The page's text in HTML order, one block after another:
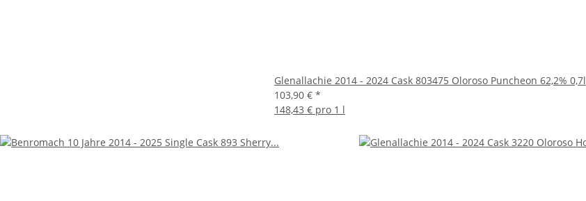
Glenallachie 2014 - 2024 Cask 803475 Oloroso Puncheon 62,2% 0,7l
103,90 € *
148,43 € pro 1 l